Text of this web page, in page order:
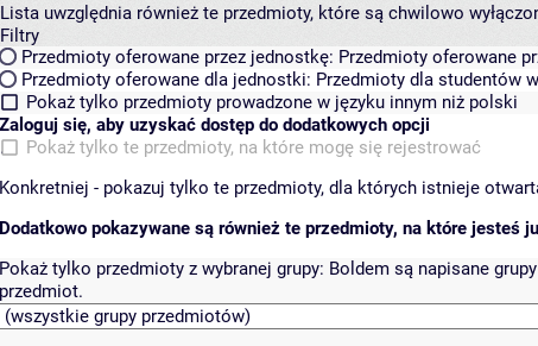
Lista uwzględnia również te przedmioty, które są chwilowo
Filtry
Przedmioty oferowane przez jednostkę: Przedmioty oferowane
Przedmioty oferowane dla jednostki: Przedmioty dla studentów
Pokaż tylko przedmioty prowadzone w języku innym niż polski
Zaloguj się, aby uzyskać dostęp do dodatkowych opcji
Pokaż tylko te przedmioty, na które mogę się rejestrować
Konkretniej - pokazuj tylko te przedmioty, dla których istnieje
Dodatkowo pokazywane są również te przedmioty, na które jesteś
Pokaż tylko przedmioty z wybranej grupy: Boldem są napisane
przedmiot.